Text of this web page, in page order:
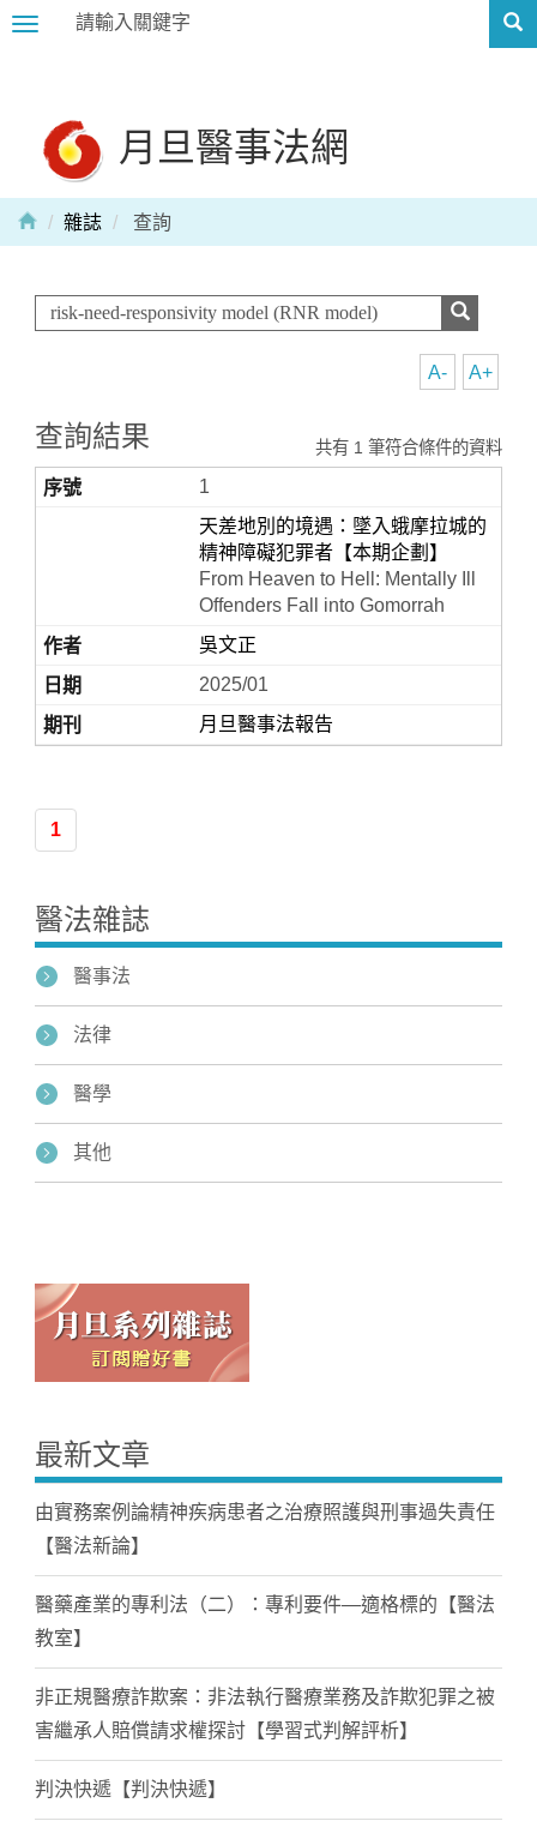
Toggle
月旦醫事法網
Home
雜誌 查詢
A+
A-
查詢結果 共有 1 筆符合條件的資料
1
天差地別的境遇：墜入蛾摩拉城的
精神障礙犯罪者【本期企劃】
From Heaven to Hell: Mentally Ill
Offenders Fall into Gomorrah
吳文正
2025/01
月旦醫事法報告
1
醫法雜誌
醫事法
法律
醫學
其他
最新文章
由實務案例論精神疾病患者之治療照護與刑事過失責任
【醫法新論】
醫藥產業的專利法（二）：專利要件—適格標的【醫法
教室】
非正規醫療詐欺案：非法執行醫療業務及詐欺犯罪之被
害繼承人賠償請求權探討【學習式判解評析】
判決快遞【判決快遞】